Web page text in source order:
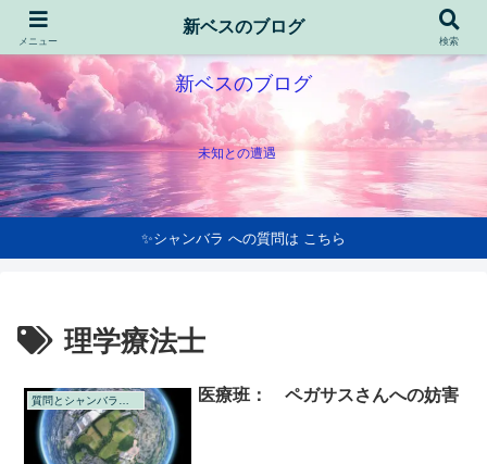
新ベスのブログ
未知との遭遇
✨シャンバラ への質問は こちら
理学療法士
医療班： ペガサスさんへの妨害
メニュー
新ベスのブログ
検索